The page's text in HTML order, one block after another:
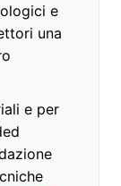
e
una
e per